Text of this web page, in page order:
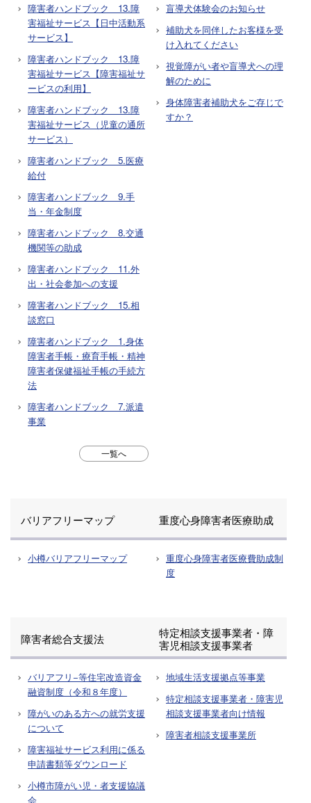
障害者ハンドブック 13.障
害福祉サービス【日中活動系
サービス】
障害者ハンドブック 13.障
害福祉サービス【障害福祉サ
ービスの利用】
障害者ハンドブック 13.障
害福祉サービス（児童の通所
サービス）
障害者ハンドブック 5.医療
給付
障害者ハンドブック 9.手
当・年金制度
障害者ハンドブック 8.交通
機関等の助成
障害者ハンドブック 11.外
出・社会参加への支援
障害者ハンドブック 15.相
談窓口
障害者ハンドブック 1.身体
障害者手帳・療育手帳・精神
障害者保健福祉手帳の手続方
法
障害者ハンドブック 7.派遣
事業
一覧へ
盲導犬体験会のお知らせ
補助犬を同伴したお客様を受
け入れてください
視覚障がい者や盲導犬への理
解のために
身体障害者補助犬をご存じで
すか？
バリアフリーマップ
小樽バリアフリーマップ
重度心身障害者医療助成
重度心身障害者医療費助成制
度
障害者総合支援法
バリアフリ−等住宅改造資金
融資制度（令和８年度）
障がいのある方への就労支援
について
障害福祉サービス利用に係る
申請書類等ダウンロード
小樽市障がい児・者支援協議
会
特定相談支援事業者・障
害児相談支援事業者
地域生活支援拠点等事業
特定相談支援事業者・障害児
相談支援事業者向け情報
障害者相談支援事業所